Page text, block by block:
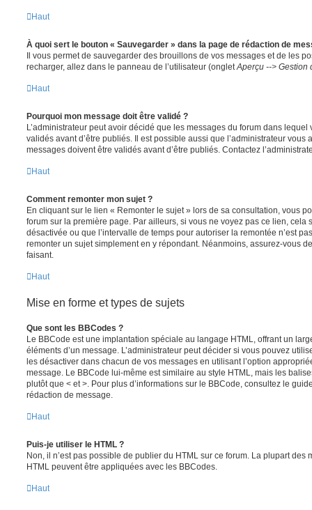
Haut
À quoi sert le bouton « Sauvegarder » dans la page de rédaction de
Il vous permet de sauvegarder des brouillons de vos messages et de les
recharger, allez dans le panneau de l’utilisateur (onglet Aperçu --> Gestion
Haut
Pourquoi mon message doit être validé ?
L’administrateur peut avoir décidé que les messages du forum dans lequel
validés avant d’être publiés. Il est possible aussi que l’administrateur vous
messages doivent être validés avant d’être publiés. Contactez
Haut
Comment remonter mon sujet ?
En cliquant sur le lien « Remonter le sujet » lors de sa consultation, vous
forum sur la première page. Par ailleurs, si vous ne voyez pas ce lien, cela
désactivée ou que l’intervalle de temps pour autoriser la remontée n’est
remonter un sujet simplement en y répondant. Néanmoins, assurez-vous
faisant.
Haut
Mise en forme et types de sujets
Que sont les BBCodes ?
Le BBCode est une implantation spéciale au langage HTML, offrant un
éléments d’un message. L’administrateur peut décider si vous pouvez
les désactiver dans chacun de vos messages en utilisant l’option
message. Le BBCode lui-même est similaire au style HTML, mais les
plutôt que < et >. Pour plus d’informations sur le BBCode, consultez le
rédaction de message.
Haut
Puis-je utiliser le HTML ?
Non, il n’est pas possible de publier du HTML sur ce forum. La plupart des
HTML peuvent être appliquées avec les BBCodes.
Haut